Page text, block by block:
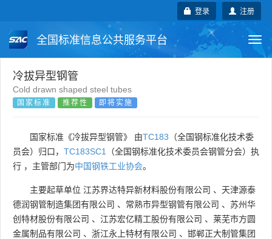
注册
登录
全国标准信息公共服务平台
国家标准
团体标准 企业标准
国外标准 技术委员会
冷拔异型钢管
Cold drawn shaped steel tubes
国家标准 推荐性 即将实施
国家标准《冷拔异型钢管》 由TC183 （全国钢标准化技术委
员会）归口， TC183SC1
（全国钢标准化技术委员会钢管分会）执
行 ，主管部门为中国钢铁工业协会。
主要起草单位 江苏界达特异新材料股份有限公司 、 天津源泰
德润钢管制造集团有限公司 、 常熟市异型钢管有限公司 、 苏州华
创特材股份有限公司 、 江苏宏亿精工股份有限公司 、 莱芜市方圆
金属制品有限公司 、 浙江永上特材有限公司 、 邯郸正大制管集团